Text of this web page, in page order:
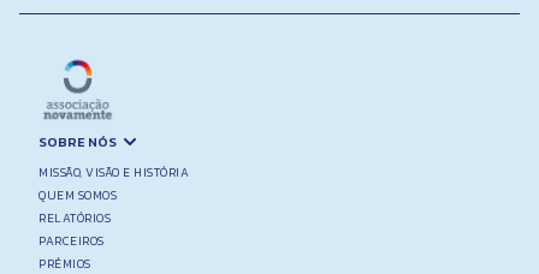
SOBRE NÓS
MISSÃO, VISÃO E HISTÓRIA
QUEM SOMOS
RELATÓRIOS
PARCEIROS
PRÉMIOS